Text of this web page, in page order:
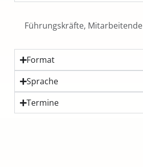
Führungskräfte, Mitarbeitende
Format
Sprache
Termine